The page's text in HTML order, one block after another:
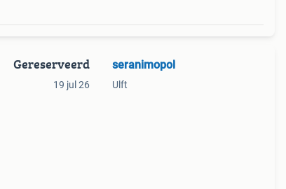
Gereserveerd
19 jul 26
seranimopol
Ulft